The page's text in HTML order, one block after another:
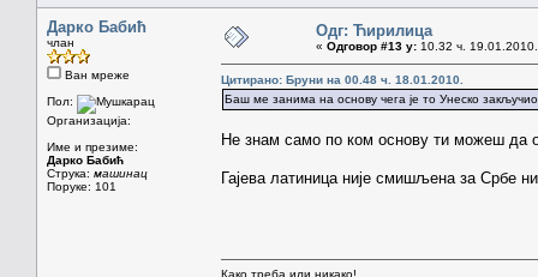
Дарко Бабић
члан
Ван мреже
Пол:
Организација:
Име и презиме:
Дарко Бабић
Струка: машинац
Поруке: 101
Одг: Ћирилица
« Одговор #13 у: 10.32 ч.
Цитирано: Бруни на 00.48 ч. 18.01.2010.
Баш ме занима на основу чега је то Унеско
Не знам само по ком основу ти можеш да
Гајева латиница није смишљена за Србе
Како треба или никако!